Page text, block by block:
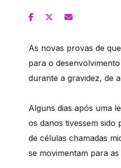
As novas provas de
para o
durante a gravidez, de
Alguns dias após uma
os danos tivessem
de células chamadas
se movimentam para